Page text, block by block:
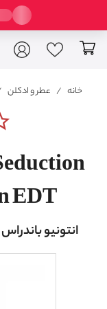
خانه / عطر و ادکلن
EDT
انتونیو